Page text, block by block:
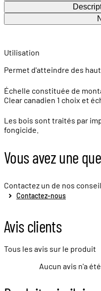
Utilisation
Permet d'atteindre des
Échelle constituée de
Clear canadien 1 choix et
Les bois sont traités par
fongicide.
Vous avez une
Contactez un de nos
Contactez-nous
Avis clients
Tous les avis sur le produit
Aucun avis n'a